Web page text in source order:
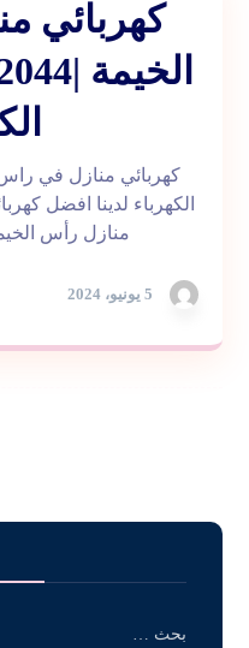
كهربائي
5 يونيو، 2024
الكهرباء لدينا افضل
منازل رأس